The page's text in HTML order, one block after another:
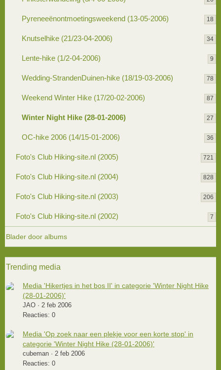
Pyreneeënontmoetingsweekend (13-05-2006) 18
Knutselhike (21/23-04-2006) 34
Lente-hike (1/2-04-2006) 9
Wedding-StrandenDuinen-hike (18/19-03-2006) 78
Weekend Winter Hike (17/20-02-2006) 87
Winter Night Hike (28-01-2006) 27
OC-hike 2006 (14/15-01-2006) 36
Foto's Club Hiking-site.nl (2005) 721
Foto's Club Hiking-site.nl (2004) 828
Foto's Club Hiking-site.nl (2003) 206
Foto's Club Hiking-site.nl (2002) 7
Blader door albums
Trending media
Media 'Hikertjes in het bos II' in categorie 'Winter Night Hike
(28-01-2006)'
JAO
2 feb 2006
Reacties: 0
Media 'Op zoek naar een plekje voor een korte stop' in
categorie 'Winter Night Hike (28-01-2006)'
cubeman
2 feb 2006
Reacties: 0